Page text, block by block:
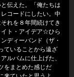
伝えた。「俺たちは
コードにしたい。中
れを８年間続けてき
ト・アイデア☆ひら
ディーバンド（ザ・
ていることから遠ざ
ルバムに仕上げた、
をまとめた感じだ